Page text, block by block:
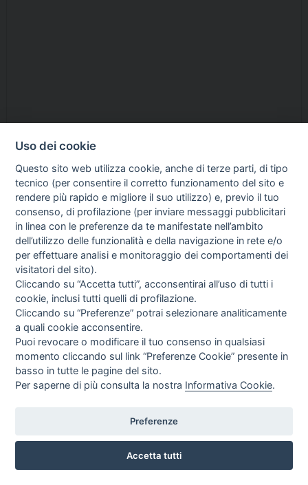
RI-SCOPE TESTA DERMATOSCOPIO LED 3,5V
GIMA
EUR377,30
IVA incl.
DERMATOSCOPIO DELTA 20 T BETA4 NT 3,5V LI-ION PER
IMMERSIONE + POLARIZZ. K-262.24.420
Uso dei cookie
Questo sito web utilizza cookie, anche di terze parti, di tipo
tecnico (per consentire il corretto funzionamento del sito e
rendere più rapido e migliore il suo utilizzo) e, previo il tuo
consenso, di profilazione (per inviare messaggi pubblicitari
in linea con le preferenze da te manifestate nell’ambito
dell’utilizzo delle funzionalità e della navigazione in rete e/o
per effettuare analisi e monitoraggio dei comportamenti dei
visitatori del sito).
Cliccando su “Accetta tutti”, acconsentirai all’uso di tutti i
cookie, inclusi tutti quelli di profilazione.
Cliccando su “Preferenze” potrai selezionare analiticamente
a quali cookie acconsentire.
Puoi revocare o modificare il tuo consenso in qualsiasi
momento cliccando sul link “Preferenze Cookie” presente in
basso in tutte le pagine del sito.
Per saperne di più consulta la nostra Informativa Cookie.
Preferenze
Accetta tutti